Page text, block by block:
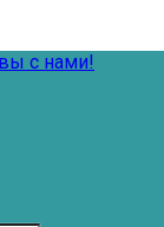
с нами!